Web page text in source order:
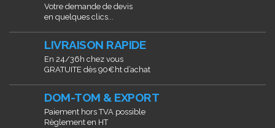
Votre demande de devis
en quelques clics...
LIVRAISON RAPIDE
En 24/36h chez vous
GRATUITE dès 90€ht d’achat
DOM-TOM & EXPORT
Paiement hors TVA possible
Règlement en HT